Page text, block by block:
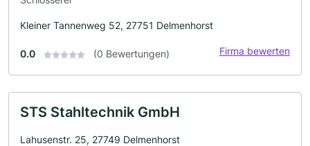
Kleiner Tannenweg 52, 27751 Delmenhorst
0.0 (0 Bewertungen) Firma bewerten
STS Stahltechnik GmbH
Lahusenstr. 25, 27749 Delmenhorst